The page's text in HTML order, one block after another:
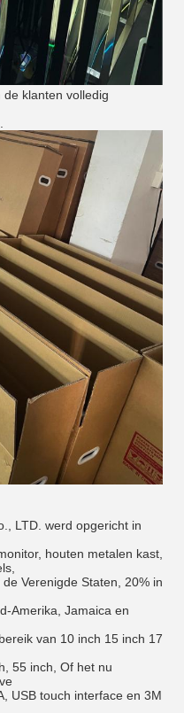
klanten volledig
LTD. werd opgericht in
houten metalen kast,
Verenigde Staten, 20% in
Amerika, Jamaica en
van 10 inch 15 inch 17
55 inch, Of het nu
USB touch interface en 3M